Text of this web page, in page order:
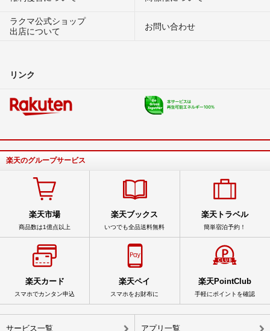
ラクマ公式ショップ
出店について
お問い合わせ
リンク
楽天のグループサービス
楽天市場
商品数は1億点以上
楽天ブックス
いつでも全品送料無料
楽天トラベル
簡単宿泊予約！
楽天カード
スマホでカンタン申込
楽天ペイ
スマホをお財布に
楽天PointClub
手軽にポイントを確認
サービス一覧 アプリ一覧